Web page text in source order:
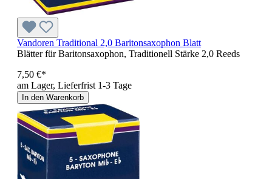
Vandoren Traditional 2,0 Baritonsaxophon Blatt
Blätter für Baritonsaxophon, Traditionell Stärke 2,0 Reeds
7,50 €*
am Lager, Lieferfrist 1-3 Tage
In den Warenkorb